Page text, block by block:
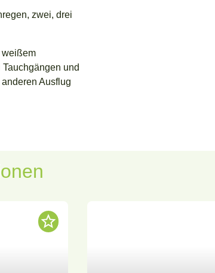
zwei, drei
weißem
und
Ausflug